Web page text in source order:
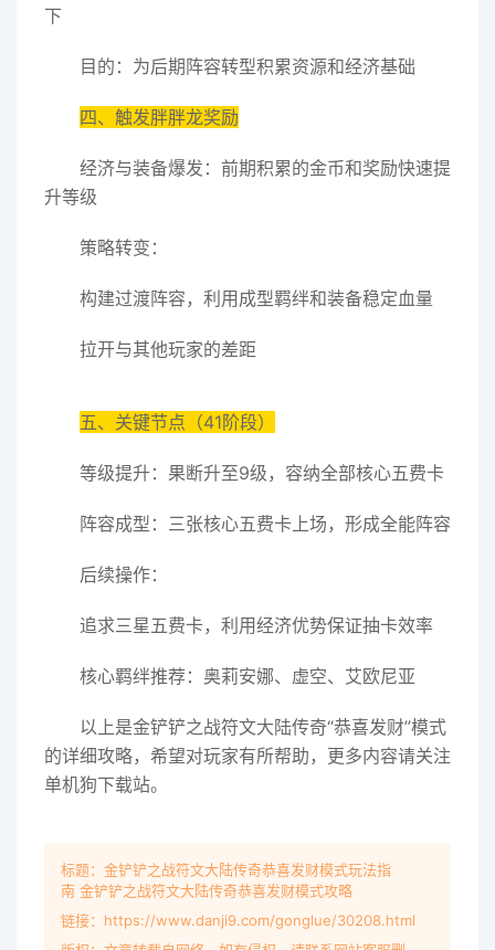
下
目的：为后期阵容转型积累资源和经济基础
四、触发胖胖龙奖励
经济与装备爆发：前期积累的金币和奖励快速提
升等级
策略转变：
构建过渡阵容，利用成型羁绊和装备稳定血量
拉开与其他玩家的差距
五、关键节点（41阶段）
等级提升：果断升至9级，容纳全部核心五费卡
阵容成型：三张核心五费卡上场，形成全能阵容
后续操作：
追求三星五费卡，利用经济优势保证抽卡效率
核心羁绊推荐：奥莉安娜、虚空、艾欧尼亚
以上是金铲铲之战符文大陆传奇“恭喜发财”模式
的详细攻略，希望对玩家有所帮助，更多内容请关注
单机狗下载站。
标题：金铲铲之战符文大陆传奇恭喜发财模式玩法指
南 金铲铲之战符文大陆传奇恭喜发财模式攻略
链接：https://www.danji9.com/gonglue/30208.html